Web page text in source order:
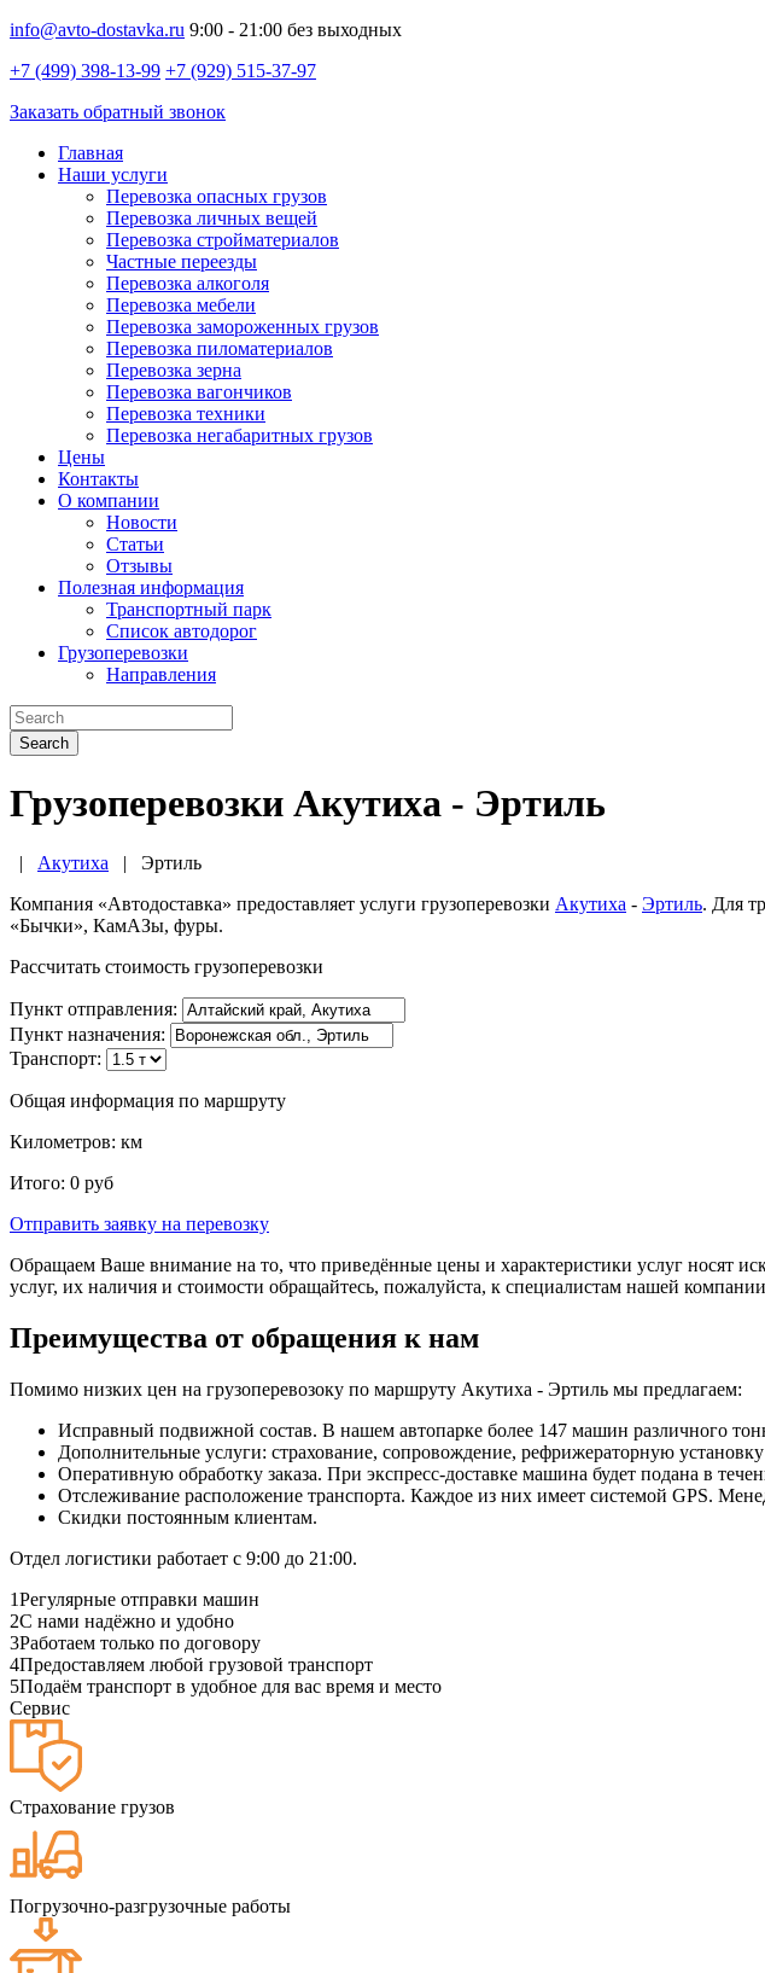
info@avto-dostavka.ru 9:00 - 21:00 без выходных
+7 (499) 398-13-99 +7 (929) 515-37-97
Заказать обратный звонок
Главная
Наши услуги
Перевозка опасных грузов
Перевозка личных вещей
Перевозка стройматериалов
Частные переезды
Перевозка алкоголя
Перевозка мебели
Перевозка замороженных грузов
Перевозка пиломатериалов
Перевозка зерна
Перевозка вагончиков
Перевозка техники
Перевозка негабаритных грузов
Цены
Контакты
О компании
Новости
Статьи
Отзывы
Полезная информация
Транспортный парк
Список автодорог
Грузоперевозки
Направления
Search
Грузоперевозки Акутиха - Эртиль
| Акутиха | Эртиль
Компания «Автодоставка» предоставляет услуги грузоперевозки Акутиха - Эртиль. Для
«Бычки», КамАЗы, фуры.
Рассчитать стоимость грузоперевозки
Пункт отправления:
Пункт назначения:
Транспорт:
Общая информация по маршруту
Километров: км
Итого: 0 руб
Отправить заявку на перевозку
Обращаем Ваше внимание на то, что приведённые цены и характеристики услуг носят
услуг, их наличия и стоимости обращайтесь, пожалуйста, к специалистам нашей
Преимущества от обращения к нам
Помимо низких цен на грузоперевозоку по маршруту Акутиха - Эртиль мы предлагаем:
Исправный подвижной состав. В нашем автопарке более 147 машин различного
Дополнительные услуги: страхование, сопровождение, рефрижераторную
Оперативную обработку заказа. При экспресс-доставке машина будет подана в
Отслеживание расположение транспорта. Каждое из них имеет системой GPS.
Скидки постоянным клиентам.
Отдел логистики работает с 9:00 до 21:00.
1Регулярные отправки машин
2С нами надёжно и удобно
3Работаем только по договору
4Предоставляем любой грузовой транспорт
5Подаём транспорт в удобное для вас время и место
Сервис
Страхование грузов
Погрузочно-разгрузочные работы